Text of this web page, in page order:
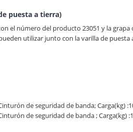
puesta a tierra)
el número del producto 23051 y la
utilizar junto con la varilla de puesta
de seguridad de banda; Carga(kg)
de seguridad de banda ; Carga(kg)